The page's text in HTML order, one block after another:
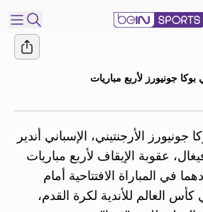
جونيورز لأربع مباريات
جونيورز الأرجنتيني، الإسباني أندير
عقوبة الإيقاف لأربع مباريات
في المباراة الافتتاحية أمام
كأس العالم للأندية لكرة القدم،